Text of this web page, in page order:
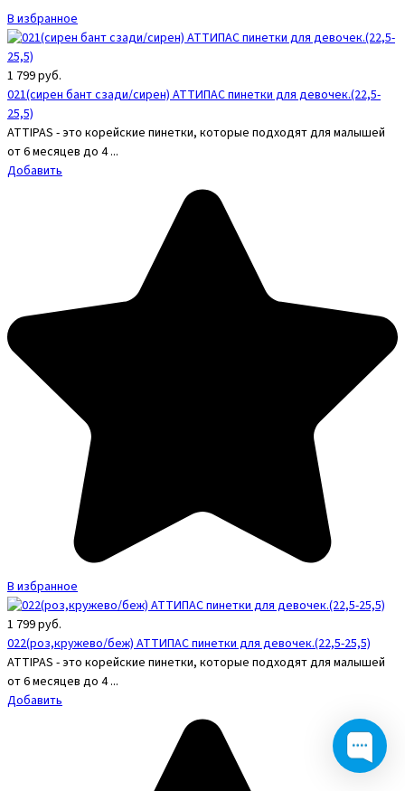
В избранное
1 799руб.
021(сирен бант сзади/сирен) АТТИПАС пинетки для девочек.(22,5-
25,5)
ATTIPAS - это корейские пинетки, которые подходят для малышей
от 6 месяцев до 4 ...
Добавить
В избранное
1 799руб.
022(роз,кружево/беж) АТТИПАС пинетки для девочек.(22,5-25,5)
ATTIPAS - это корейские пинетки, которые подходят для малышей
от 6 месяцев до 4 ...
Добавить